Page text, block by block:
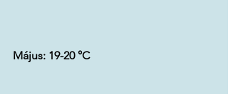
Május: 19-20 °C